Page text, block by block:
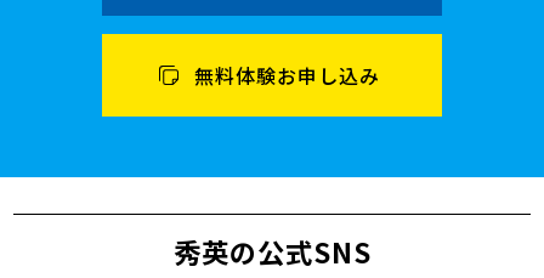
無料体験お申し込み
秀英の公式SNS